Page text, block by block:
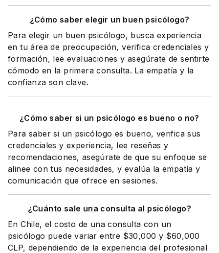
¿Cómo saber elegir un buen psicólogo?
Para elegir un buen psicólogo, busca experiencia
en tu área de preocupación, verifica credenciales y
formación, lee evaluaciones y asegúrate de sentirte
cómodo en la primera consulta. La empatía y la
confianza son clave.
¿Cómo saber si un psicólogo es bueno o no?
Para saber si un psicólogo es bueno, verifica sus
credenciales y experiencia, lee reseñas y
recomendaciones, asegúrate de que su enfoque se
alinee con tus necesidades, y evalúa la empatía y
comunicación que ofrece en sesiones.
¿Cuánto sale una consulta al psicólogo?
En Chile, el costo de una consulta con un
psicólogo puede variar entre $30,000 y $60,000
CLP, dependiendo de la experiencia del profesional